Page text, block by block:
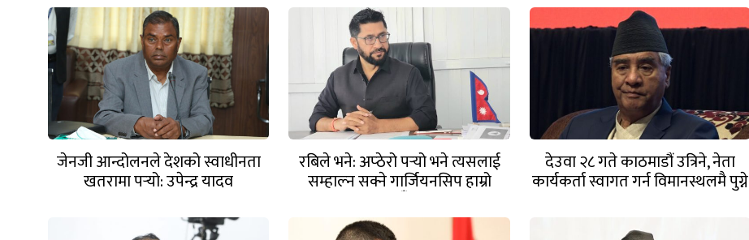
जेनजी आन्दोलनले देशको स्वाधीनता
खतरामा पर्‍यो: उपेन्द्र यादव
रबिले भने: अप्ठेरो पर्‍यो भने त्यसलाई
सम्हाल्न सक्ने गार्जियनसिप हाम्रो
देउवा २८ गते काठमाडौं उत्रिने, नेता
कार्यकर्ता स्वागत गर्न विमानस्थलमै पुग्ने